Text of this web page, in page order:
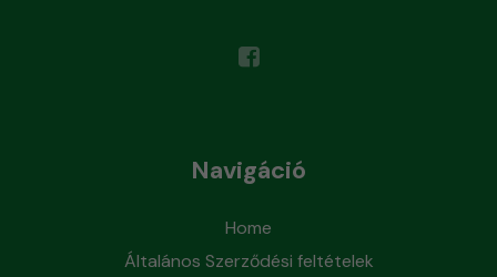
Navigáció
Home
Általános Szerződési feltételek